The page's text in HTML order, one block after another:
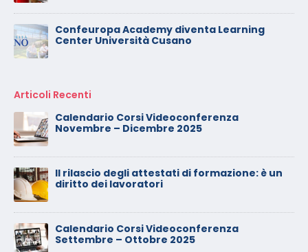
Confeuropa Academy diventa Learning
Center Università Cusano
Articoli Recenti
Calendario Corsi Videoconferenza
Novembre – Dicembre 2025
Il rilascio degli attestati di formazione: è un
diritto dei lavoratori
Calendario Corsi Videoconferenza
Settembre – Ottobre 2025